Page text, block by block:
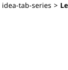
idea-tab-series >